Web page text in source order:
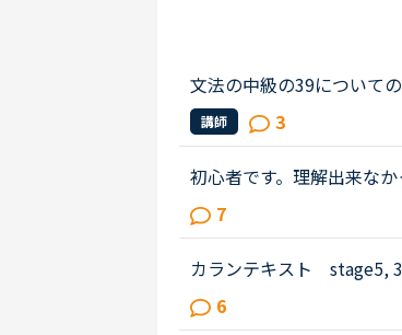
文法の中級の39について
ehavior lately.James「
e only going there for ...
講師 3
初心者です。理解出来な
out Gabriella's birthday
weekend.James How was
7
カランテキスト stage5,
記のお尋ねです。The
emind&quot; is that we
6